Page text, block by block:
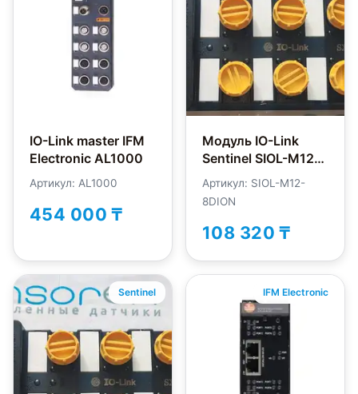
IO-Link master IFM
Electronic AL1000
Артикул: AL1000
454 000 ₸
Модуль IO-Link
Sentinel SIOL-M12-
8DION
Артикул: SIOL-M12-
8DION
108 320 ₸
Sentinel IFM Electronic